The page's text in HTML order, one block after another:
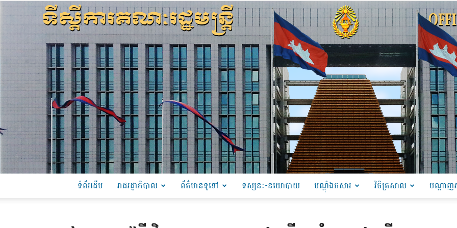
ទំព័រដើម រាជរដ្ឋាភិបាល ព័ត៌មានទូទៅ ទស្សនៈ-នយោបាយ បណ្ដុំឯកសារ វិចិត្រសាល បណ្តាញ